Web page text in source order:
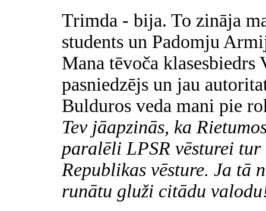
Trimda - bija. To zināja
students un Padomju
Mana tēvoča
pasniedzējs un jau
Bulduros veda mani pie
Tev jāapzinās, ka
paralēli LPSR vēsturei
Republikas vēsture. Ja tā
runātu gluži citādu